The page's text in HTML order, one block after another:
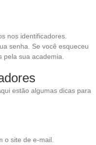
nos identificadores.
senha. Se você esqueceu
sua academia.
estão algumas dicas para
o site de e-mail.